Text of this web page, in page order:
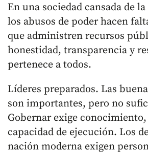
En una sociedad cansada de
los abusos de poder hacen
que administren recursos
honestidad, transparencia y
pertenece a todos.
Líderes preparados. Las
son importantes, pero no
Gobernar exige
capacidad de ejecución. Los
nación moderna exigen